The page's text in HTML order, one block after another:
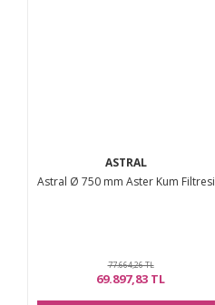
ASTRAL
Astral Ø 750 mm Aster Kum Filtresi
77.664,26 TL
69.897,83 TL